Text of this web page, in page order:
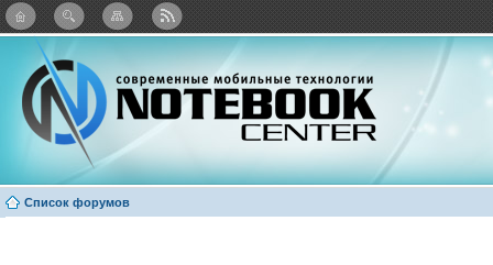
Каталог виджетов
Список форумов